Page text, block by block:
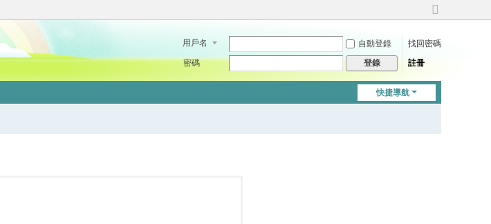
切
到
用戶名 自動登錄
找回密碼
密碼
登錄 註冊
快捷導航